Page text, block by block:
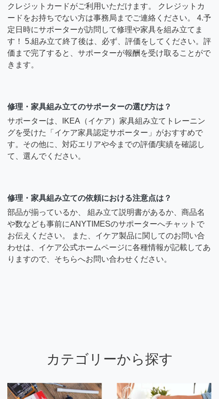
クレジットカードがご利用いただけます。 クレジットカ
ードをお持ちでない方は事務局までご連絡ください。 4.予
定日時にサポーターが訪問して修理や家具を組み立てま
す！ 5.組み立て終了後は、必ず、評価をしてください。評
価まで完了すると、サポーターが報酬を受け取ることがで
きます。
修理・家具組み立てのサポーターの選び方は？
サポーターは、IKEA（イケア）家具組み立てトレーニン
グを受けた「イケア家具認定サポーター」がおすすめで
す。その他に、対応エリアや今までの評価/実績を確認し
て、選んでください。
修理・家具組み立ての依頼における注意点は？
部品が揃っているか、 組み立て説明書があるか、商品名
や数なども事前にANYTIMESのサポーターへチャットで
お伝えください。 また、イケア製品に関してのお問い合
わせは、イケア公式ホームページに各種情報が記載してあ
りますので、そちらへお問い合わせください。
カテゴリーから探す